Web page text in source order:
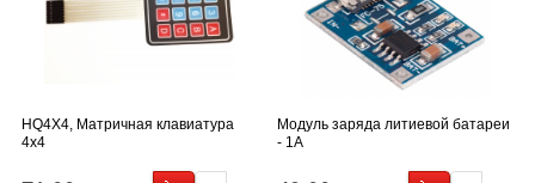
HQ4X4, Матричная клавиатура
4x4
Модуль заряда литиевой батареи
- 1А